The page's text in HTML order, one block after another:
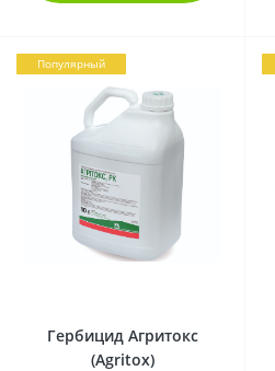
Популярный
Гербицид Агритокс
(Agritox)